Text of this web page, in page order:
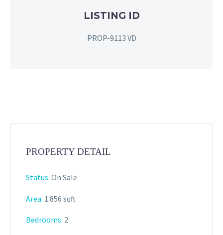
LISTING ID
PROP-9113 VD
PROPERTY DETAIL
Status: On Sale
Area: 1.856 sqft
Bedrooms: 2